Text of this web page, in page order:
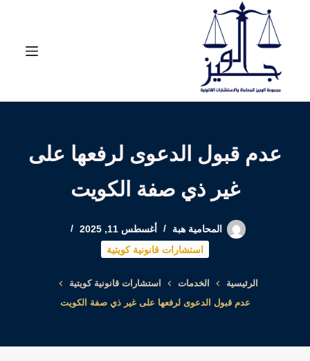
المحتوى
عدم قبول الدعوى لرفعها على
غير ذي صفة الكويت
المحامية هبة
أغسطس 11, 2025
استشارات قانونية كويتية
الرئيسية الخدمات
استشارات قانونية كويتية
عدم قبول الدعوى لرفعها على غير ذي صفة الكويت